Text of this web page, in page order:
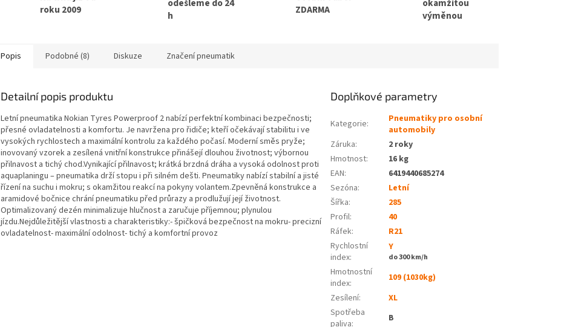
roku 2009
odešleme do 24
h
ZDARMA
okamžitou
výměnou
Popis Podobné (8) Diskuze Značení pneumatik
Detailní popis produktu
Letní pneumatika Nokian Tyres Powerproof 2 nabízí perfektní kombinaci bezpečnosti;
přesné ovladatelnosti a komfortu. Je navržena pro řidiče; kteří očekávají stabilitu i ve
vysokých rychlostech a maximální kontrolu za každého počasí. Moderní směs pryže;
inovovaný vzorek a zesílená vnitřní konstrukce přinášejí dlouhou životnost; výbornou
přilnavost a tichý chod.Vynikající přilnavost; krátká brzdná dráha a vysoká odolnost proti
aquaplaningu – pneumatika drží stopu i při silném dešti. Pneumatiky nabízí stabilní a jisté
řízení na suchu i mokru; s okamžitou reakcí na pokyny volantem.Zpevněná konstrukce a
aramidové bočnice chrání pneumatiku před průrazy a prodlužují její životnost.
Optimalizovaný dezén minimalizuje hlučnost a zaručuje příjemnou; plynulou
jízdu.Nejdůležitější vlastnosti a charakteristiky:- špičková bezpečnost na mokru- precizní
ovladatelnost- maximální odolnost- tichý a komfortní provoz
Doplňkové parametry
Kategorie:
Pneumatiky pro osobní
automobily
Záruka:
2 roky
Hmotnost:
16 kg
EAN:
6419440685274
Sezóna:
Letní
Šířka:
285
Profil:
40
Ráfek:
R21
Rychlostní
index:
Y
do 300 km/h
Hmotnostní
index:
109 (1030kg)
Zesílení:
XL
Spotřeba
paliva:
B